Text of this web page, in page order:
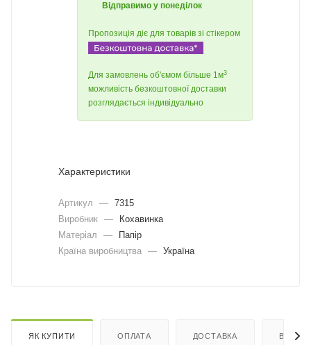
Відправимо у понеділок
Пропозиція діє для товарів зі стікером
Для замовлень об'ємом більше 1м3
можливість безкоштовної доставки
розглядається індивідуально
Характеристики
Артикул — 7315
Виробник —
Кохавинка
Матеріал
—
Папір
Країна виробництва — Україна
ЯК КУПИТИ ОПЛАТА ДОСТАВКА